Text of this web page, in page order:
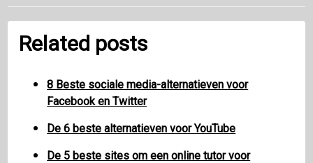
Related posts
8 Beste sociale media-alternatieven voor
Facebook en Twitter
De 6 beste alternatieven voor YouTube
De 5 beste sites om een ​​online tutor voor